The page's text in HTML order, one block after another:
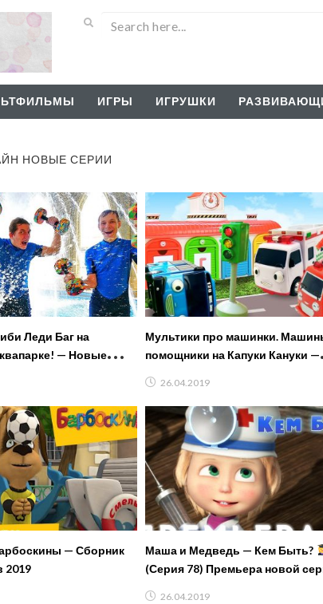
ИГРЫ ИГРУШКИ
НОВЫЕ СЕРИИ
Леди Баг на
— Новые
Мультики про машинки.
помощники на Капуки Кануки —
подряд
26.04.2019
— Сборник
2019
Маша и Медведь — Кем Быть?
(Серия 78) Премьера новой
26.04.2019